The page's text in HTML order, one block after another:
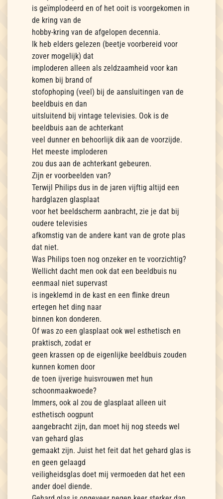
is geïmplodeerd en of het ooit is voorgekomen in
de kring van de
hobby-kring van de afgelopen decennia.
Ik heb elders gelezen (beetje voorbereid voor
zover mogelijk) dat
imploderen alleen als zeldzaamheid voor kan
komen bij brand of
stofophoping (veel) bij de aansluitingen van de
beeldbuis en dan
uitsluitend bij vintage televisies. Ook is de
beeldbuis aan de achterkant
veel dunner en behoorlijk dik aan de voorzijde.
Het meeste imploderen
zou dus aan de achterkant gebeuren.
Zijn er voorbeelden van?
Terwijl Philips dus in de jaren vijftig altijd een
hardglazen glasplaat
voor het beeldscherm aanbracht, zie je dat bij
oudere televisies
afkomstig van de andere kant van de grote plas
dat niet.
Was Philips toen nog onzeker en te voorzichtig?
Wellicht dacht men ook dat een beeldbuis nu
eenmaal niet supervast
is ingeklemd in de kast en een flinke dreun
ertegen het ding naar
binnen kon donderen.
Of was zo een glasplaat ook wel esthetisch en
praktisch, zodat er
geen krassen op de eigenlijke beeldbuis zouden
kunnen komen door
de toen ijverige huisvrouwen met hun
schoonmaakwoede?
Immers, ook al zou de glasplaat alleen uit
esthetisch oogpunt
aangebracht zijn, dan moet hij nog steeds wel
van gehard glas
gemaakt zijn. Juist het feit dat het gehard glas is
en geen gelaagd
veiligheidsglas doet mij vermoeden dat het een
ander doel diende.